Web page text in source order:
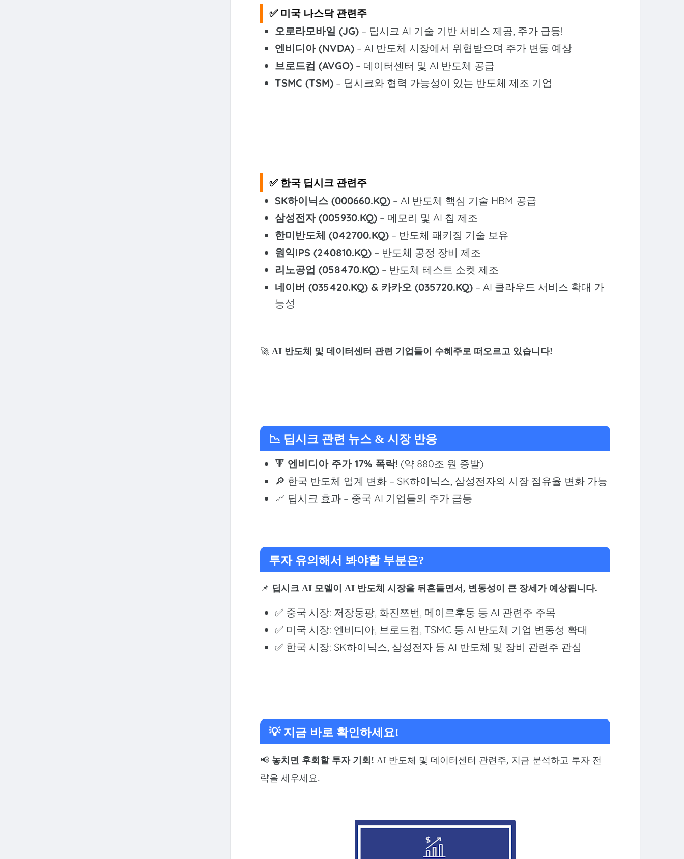
✅ 미국 나스닥 관련주
오로라모바일 (JG) – 딥시크 AI 기술 기반 서비스 제공, 주가 급등!
엔비디아 (NVDA) – AI 반도체 시장에서 위협받으며 주가 변동 예상
브로드컴 (AVGO) – 데이터센터 및 AI 반도체 공급
TSMC (TSM) – 딥시크와 협력 가능성이 있는 반도체 제조 기업
✅ 한국 딥시크 관련주
SK하이닉스 (000660.KQ) – AI 반도체 핵심 기술 HBM 공급
삼성전자 (005930.KQ) – 메모리 및 AI 칩 제조
한미반도체 (042700.KQ) – 반도체 패키징 기술 보유
원익IPS (240810.KQ) – 반도체 공정 장비 제조
리노공업 (058470.KQ) – 반도체 테스트 소켓 제조
네이버 (035420.KQ) & 카카오 (035720.KQ) – AI 클라우드 서비스 확대 가
능성
🚀 AI 반도체 및 데이터센터 관련 기업들이 수혜주로 떠오르고 있습니다!
📉 딥시크 관련 뉴스 & 시장 반응
🔻 엔비디아 주가 17% 폭락! (약 880조 원 증발)
🔎 한국 반도체 업계 변화 – SK하이닉스, 삼성전자의 시장 점유율 변화 가능
📈 딥시크 효과 – 중국 AI 기업들의 주가 급등
투자 유의해서 봐야할 부분은?
📌 딥시크 AI 모델이 AI 반도체 시장을 뒤흔들면서, 변동성이 큰 장세가 예상됩니다.
✅ 중국 시장: 저장둥팡, 화진쯔번, 메이르후둥 등 AI 관련주 주목
✅ 미국 시장: 엔비디아, 브로드컴, TSMC 등 AI 반도체 기업 변동성 확대
✅ 한국 시장: SK하이닉스, 삼성전자 등 AI 반도체 및 장비 관련주 관심
💡 지금 바로 확인하세요!
📢 놓치면 후회할 투자 기회! AI 반도체 및 데이터센터 관련주, 지금 분석하고 투자 전
략을 세우세요.